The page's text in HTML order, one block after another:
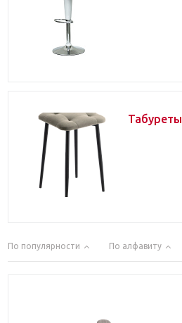
Табуреты
По популярности По алфавиту